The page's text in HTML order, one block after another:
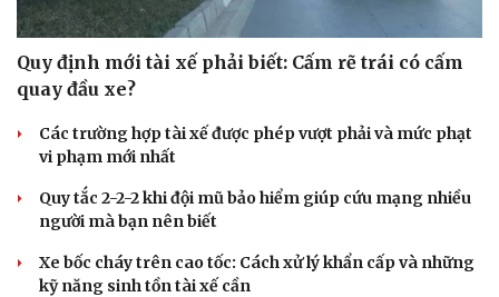
Cải chính
Quy định mới tài xế phải biết: Cấm rẽ trái có cấm
quay đầu xe?
Các trường hợp tài xế được phép vượt phải và mức phạt
vi phạm mới nhất
Quy tắc 2-2-2 khi đội mũ bảo hiểm giúp cứu mạng nhiều
người mà bạn nên biết
Xe bốc cháy trên cao tốc: Cách xử lý khẩn cấp và những
kỹ năng sinh tồn tài xế cần